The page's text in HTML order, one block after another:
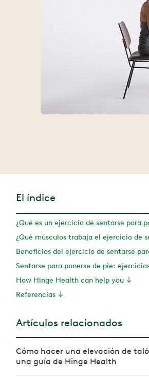
El índice
How Hinge Health can help you
Referencias
Artículos relacionados
Cómo hacer una elevación de
una guía de Hinge Health